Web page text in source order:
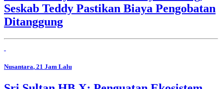
Seskab Teddy Pastikan Biaya Pengobatan
Ditanggung
Nusantara, 21 Jam Lalu